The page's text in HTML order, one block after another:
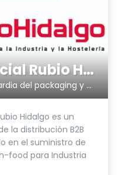
Comercial Rubio Hidalgo
En la vanguardia del packaging y artículos personalizados.
Hidalgo es un
la distribución B2B
en el suministro de
food para Industria